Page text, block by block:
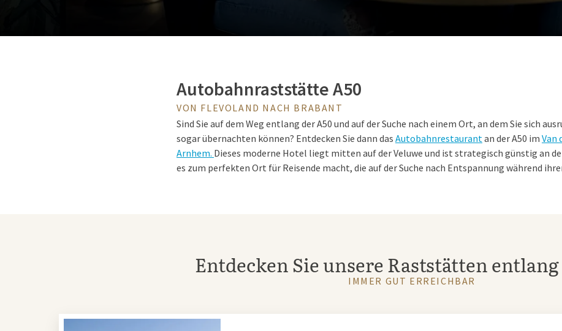
Autobahnraststätte A50
VON FLEVOLAND NACH BRABANT
Sind Sie auf dem Weg entlang der A50 und auf der Suche nach einem Ort, an dem Sie sich
sogar übernachten können? Entdecken Sie dann das Autobahnrestaurantan der A50 im Van
Arnhem. Dieses moderne Hotel liegt mitten auf der Veluwe und ist strategisch günstig an
es zum perfekten Ort für Reisende macht, die auf der Suche nach Entspannung während
köstlichen Mahlzeit in angenehmer Umgebung sind. Im Restaurant de Veluwekönnen Sie
Frühstücksbuffet, ein leckeres Mittagessen oder ein köstliches Abendessen genießen. Aber
Entdecken Sie unsere Raststätten
IMMER GUT ERREICHBAR